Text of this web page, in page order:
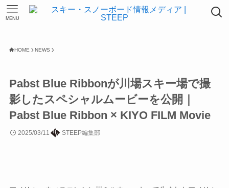
MENU
HOME NEWS
Pabst Blue Ribbonが川場スキー場で撮
影したスペシャルムービーを公開｜
Pabst Blue Ribbon × KIYO FILM Movie
2025/03/11 STEEP編集部